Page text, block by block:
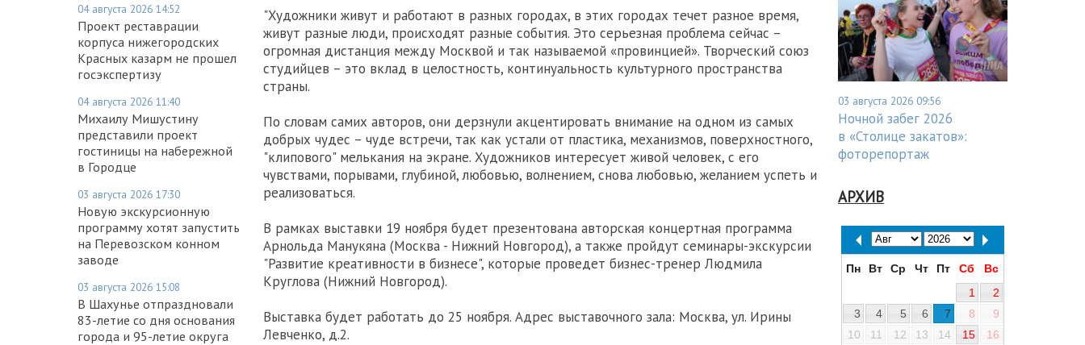
04 августа 2026 14:52
Проект реставрации
корпуса нижегородских
Красных казарм не прошел
госэкспертизу
04 августа 2026 11:40
Михаилу Мишустину
представили проект
гостиницы на набережной
в Городце
03 августа 2026 17:30
Новую экскурсионную
программу хотят запустить
на Перевозском конном
заводе
03 августа 2026 15:08
В Шахунье отпраздновали
83-летие со дня основания
города и 95-летие округа
"Художники живут и работают в разных городах, в этих городах течет разное время,
живут разные люди, происходят разные события. Это серьезная проблема сейчас –
огромная дистанция между Москвой и так называемой «провинцией». Творческий союз
студийцев – это вклад в целостность, континуальность культурного пространства
страны.
По словам самих авторов, они дерзнули акцентировать внимание на одном из самых
добрых чудес – чуде встречи, так как устали от пластика, механизмов, поверхностного,
"клипового" мелькания на экране. Художников интересует живой человек, с его
чувствами, порывами, глубиной, любовью, волнением, снова любовью, желанием успеть и
реализоваться.
В рамках выставки 19 ноября будет презентована авторская концертная программа
Арнольда Манукяна (Москва - Нижний Новгород), а также пройдут семинары-экскурсии
"Развитие креативности в бизнесе", которые проведет бизнес-тренер Людмила
Круглова (Нижний Новгород).
Выставка будет работать до 25 ноября. Адрес выставочного зала: Москва, ул. Ирины
Левченко, д.2.
03 августа 2026 09:56
Ночной забег 2026
в «Столице закатов»:
фоторепортаж
АРХИВ
Пн Вт Ср Чт Пт Сб
Вс
1
2
3
4 5 6 7 8
9
10
11 12 13 14 15
16